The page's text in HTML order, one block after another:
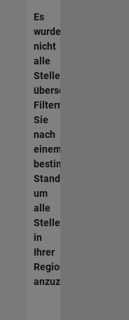
Es
wurden
nicht
alle
Stellen
übersetzt.
Filtern
Sie
nach
einem
bestimmten
Standort,
um
alle
Stellenangebote
in
Ihrer
Region
anzuzeigen.